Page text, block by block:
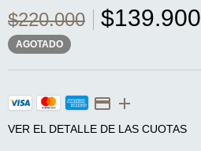
$220.000 $139.900
AGOTADO
VER EL DETALLE DE LAS CUOTAS